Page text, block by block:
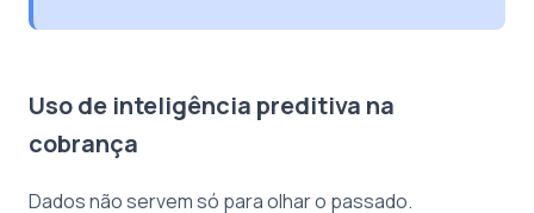
Uso de inteligência preditiva na
cobrança
Dados não servem só para olhar o passado.